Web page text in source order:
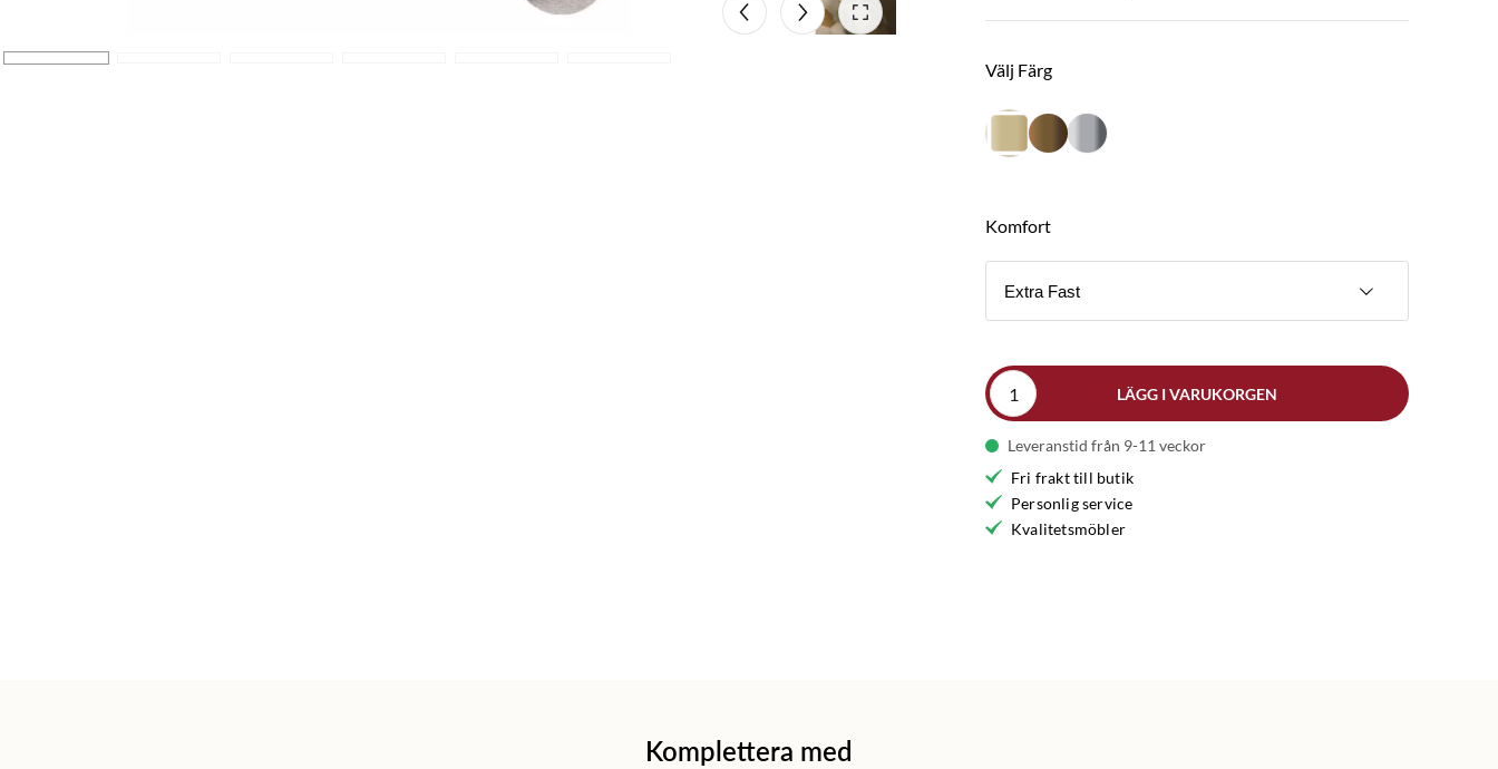
Välj Färg
Komfort
Extra Fast
LÄGG I VARUKORGEN
Leveranstid från 9-11 veckor
Fri frakt till butik
Personlig service
Kvalitetsmöbler
Komplettera med